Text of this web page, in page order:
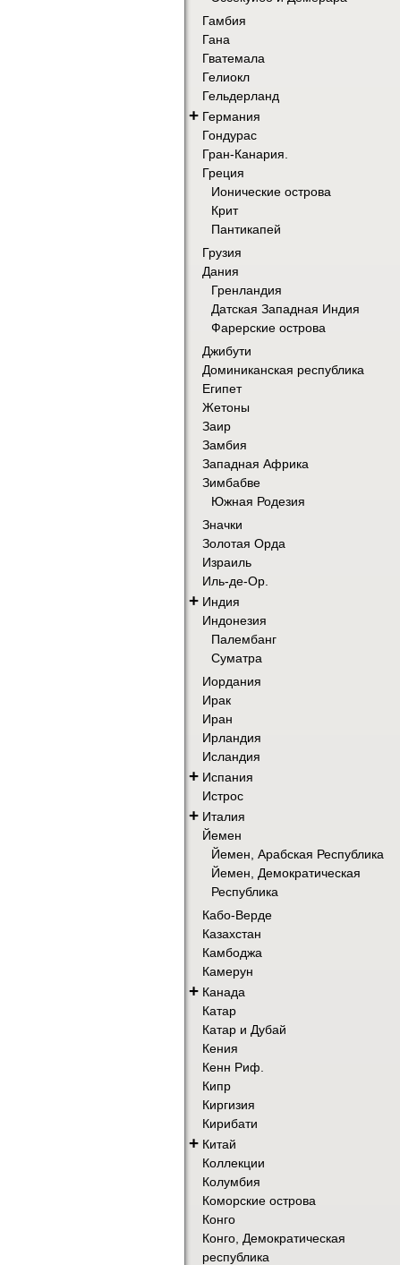
Гамбия
Гана
Гватемала
Гелиокл
Гельдерланд
+ Германия
Гондурас
Гран-Канария.
Греция
Ионические острова
Крит
Пантикапей
Грузия
Дания
Гренландия
Датская Западная Индия
Фарерские острова
Джибути
Доминиканская республика
Египет
Жетоны
Заир
Замбия
Западная Африка
Зимбабве
Южная Родезия
Значки
Золотая Орда
Израиль
Иль-де-Ор.
+ Индия
Индонезия
Палембанг
Суматра
Иордания
Ирак
Иран
Ирландия
Исландия
+ Испания
Истрос
+ Италия
Йемен
Йемен, Арабская Республика
Йемен, Демократическая
Республика
Кабо-Верде
Казахстан
Камбоджа
Камерун
+ Канада
Катар
Катар и Дубай
Кения
Кенн Риф.
Кипр
Киргизия
Кирибати
+ Китай
Коллекции
Колумбия
Коморские острова
Конго
Конго, Демократическая
республика